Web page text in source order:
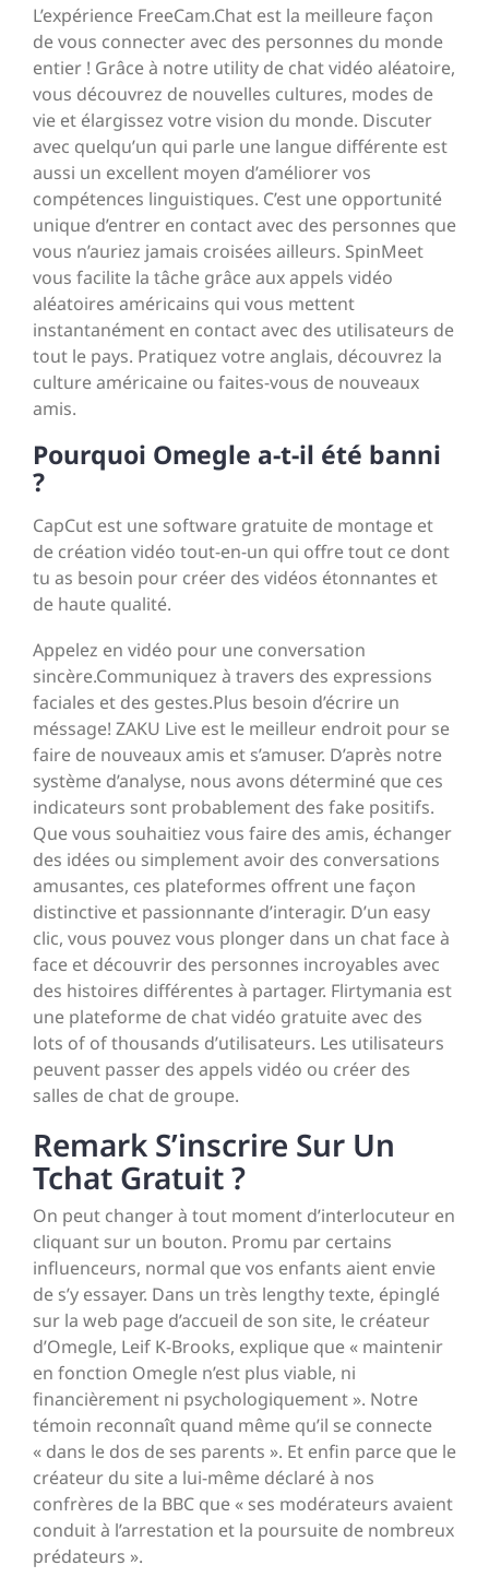
L’expérience FreeCam.Chat est la meilleure façon
de vous connecter avec des personnes du monde
entier ! Grâce à notre utility de chat vidéo aléatoire,
vous découvrez de nouvelles cultures, modes de
vie et élargissez votre vision du monde. Discuter
avec quelqu’un qui parle une langue différente est
aussi un excellent moyen d’améliorer vos
compétences linguistiques. C’est une opportunité
unique d’entrer en contact avec des personnes que
vous n’auriez jamais croisées ailleurs. SpinMeet
vous facilite la tâche grâce aux appels vidéo
aléatoires américains qui vous mettent
instantanément en contact avec des utilisateurs de
tout le pays. Pratiquez votre anglais, découvrez la
culture américaine ou faites-vous de nouveaux
amis.
Pourquoi Omegle a-t-il été banni
?
CapCut est une software gratuite de montage et
de création vidéo tout-en-un qui offre tout ce dont
tu as besoin pour créer des vidéos étonnantes et
de haute qualité.
Appelez en vidéo pour une conversation
sincère.Communiquez à travers des expressions
faciales et des gestes.Plus besoin d’écrire un
méssage! ZAKU Live est le meilleur endroit pour se
faire de nouveaux amis et s’amuser. D’après notre
système d’analyse, nous avons déterminé que ces
indicateurs sont probablement des fake positifs.
Que vous souhaitiez vous faire des amis, échanger
des idées ou simplement avoir des conversations
amusantes, ces plateformes offrent une façon
distinctive et passionnante d’interagir. D’un easy
clic, vous pouvez vous plonger dans un chat face à
face et découvrir des personnes incroyables avec
des histoires différentes à partager. Flirtymania est
une plateforme de chat vidéo gratuite avec des
lots of of thousands d’utilisateurs. Les utilisateurs
peuvent passer des appels vidéo ou créer des
salles de chat de groupe.
Remark S’inscrire Sur Un
Tchat Gratuit ?
On peut changer à tout moment d’interlocuteur en
cliquant sur un bouton. Promu par certains
influenceurs, normal que vos enfants aient envie
de s’y essayer. Dans un très lengthy texte, épinglé
sur la web page d’accueil de son site, le créateur
d’Omegle, Leif K-Brooks, explique que « maintenir
en fonction Omegle n’est plus viable, ni
financièrement ni psychologiquement ». Notre
témoin reconnaît quand même qu’il se connecte
« dans le dos de ses parents ». Et enfin parce que le
créateur du site a lui-même déclaré à nos
confrères de la BBC que « ses modérateurs avaient
conduit à l’arrestation et la poursuite de nombreux
prédateurs ».